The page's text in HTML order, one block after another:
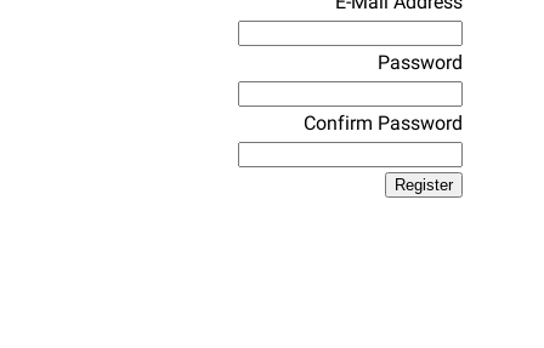
Password
Confirm Password
Register